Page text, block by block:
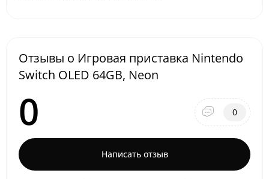
Отзывы о Игровая приставка Nintendo
Switch OLED 64GB, Neon
0 0
Написать отзыв